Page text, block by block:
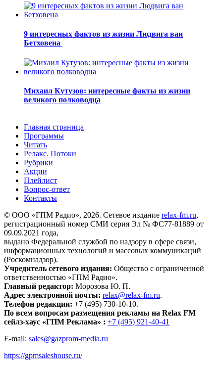
9 интересных фактов из жизни Людвига ван
Бетховена
Михаил Кутузов: интересные факты из жизни
великого полководца
Главная страница
Программы
Читать
Релакс. Потоки
Рубрики
Акции
Плейлист
Вопрос-ответ
Контакты
© ООО «ГПМ Радио», 2026. Сетевое издание relax-fm.ru,
регистрационный номер СМИ серия Эл № ФС77-81889 от
09.09.2021 года,
выдано Федеральной службой по надзору в сфере связи,
информационных технологий и массовых коммуникаций
(Роскомнадзор).
Учредитель сетевого издания: Общество с ограниченной
ответственностью «ГПМ Радио».
Главный редактор: Морозова Ю. П.
Адрес электронной почты: relax@relax-fm.ru.
Телефон редакции: +7 (495) 730-10-10.
По всем вопросам размещения рекламы на Relax FM
сейлз-хаус «ГПМ Реклама» : +7 (495) 921-40-41
E-mail: sales@gazprom-media.ru
https://gpmsaleshouse.ru/